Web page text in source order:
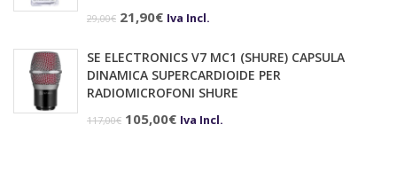
1.898,00€.1.739,00€.
29,00€ Il
originale
era:
29,00€.
21,90€Il
attuale
è:
21,90€.
Iva Incl.
SE ELECTRONICS V7 MC1 (SHURE) CAPSULA
DINAMICA SUPERCARDIOIDE PER
RADIOMICROFONI SHURE
117,00€ Il
105,00€IlIva Incl.